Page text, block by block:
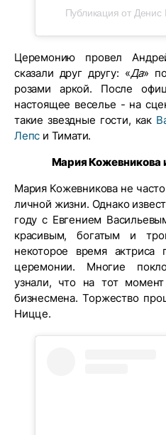
Публикация от
Церемонию провел
сказали друг другу: «Да»
розами аркой. После
настоящее веселье - на
такие звездные гости, как
Лепс и Тимати.
Мария Кожевникова
Мария Кожевникова не
личной жизни. Однако
году с Евгением
красивым, богатым и
некоторое время актриса
церемонии. Многие
узнали, что на тот
бизнесмена. Торжество
Ницце.